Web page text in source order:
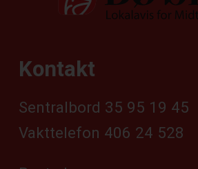
Kontakt
Sentralbord 35 95 19 45
Vakttelefon 406 24 528